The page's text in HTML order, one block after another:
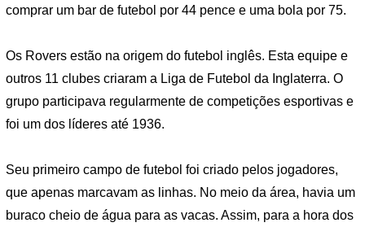
comprar um bar de futebol por 44 pence e uma bola por 75.
Os Rovers estão na origem do futebol inglês. Esta equipe e
outros 11 clubes criaram a Liga de Futebol da Inglaterra. O
grupo participava regularmente de competições esportivas e
foi um dos líderes até 1936.
Seu primeiro campo de futebol foi criado pelos jogadores,
que apenas marcavam as linhas. No meio da área, havia um
buraco cheio de água para as vacas. Assim, para a hora dos